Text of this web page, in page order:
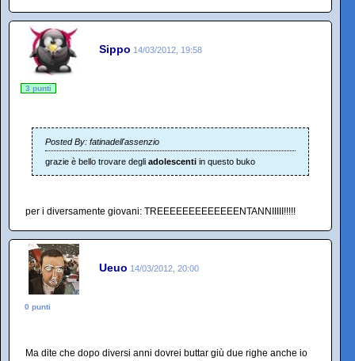
Sippo 14/03/2012, 19:58
3 punti
Posted By: fatinadell'assenzio
grazie è bello trovare degli adolescenti in questo buko
per i diversamente giovani: TREEEEEEEEEEEEENTANNIIIII!!!!!
Ueuo 14/03/2012, 20:00
0 punti
Ma dite che dopo diversi anni dovrei buttar giù due righe anche io